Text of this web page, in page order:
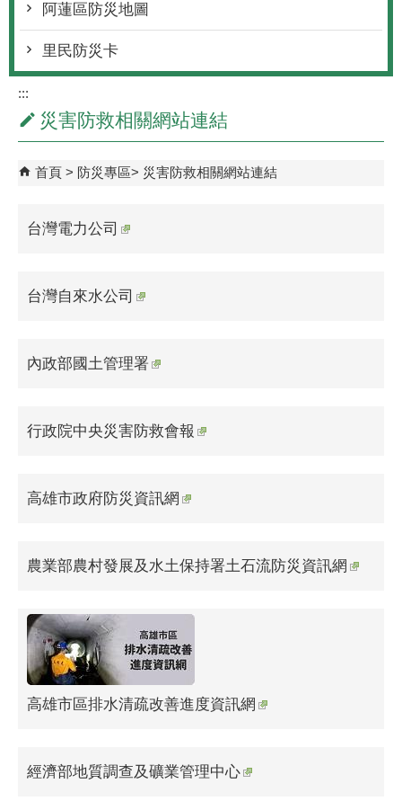
阿蓮區防災地圖
里民防災卡
:::
災害防救相關網站連結
首頁 防災專區 災害防救相關網站連結
台灣電力公司
台灣自來水公司
內政部國土管理署
行政院中央災害防救會報
高雄市政府防災資訊網
農業部農村發展及水土保持署土石流防災資訊網
高雄市區排水清疏改善進度資訊網
經濟部地質調查及礦業管理中心